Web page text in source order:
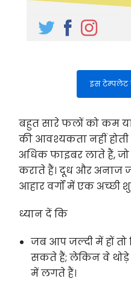
इस टेम्पलेट
बहुत सारे फलों को कम
की आवश्यकता नहीं
अधिक फाइबर लाते हैं,
कराते हैं। दूध और अनाज
आहार वर्गों में एक
ध्यान दें कि
जब आप जल्दी में हों तो
सकते हैं; लेकिन वे थोड़े
में लगते हैं।